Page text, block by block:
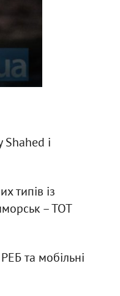
і
типів із
– ТОТ
та мобільні